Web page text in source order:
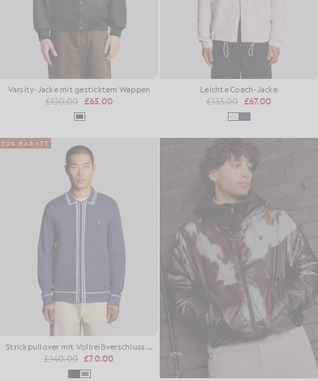
Varsity-Jacke mit gesticktem Wappen
£130.00 £65.00
Leichte Coach-Jacke
£135.00 £67.00
50% RABATT
Strickpullover mit Vollreißverschluss und Zierstreifen
£140.00 £70.00